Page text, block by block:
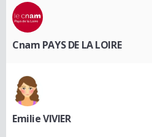
Cnam PAYS DE LA LOIRE
Emilie VIVIER